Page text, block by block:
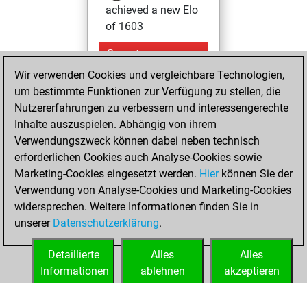
achieved a new Elo
of 1603
Sonntag,
Dezember 20,
2020
against Fritz
Fritz
Samstag,
Dezember 19,
2020
You created
your Fritz account
Wir verwenden Cookies und vergleichbare Technologien,
um bestimmte Funktionen zur Verfügung zu stellen, die
Nutzererfahrungen zu verbessern und interessengerechte
Inhalte auszuspielen. Abhängig von ihrem
Verwendungszweck können dabei neben technisch
erforderlichen Cookies auch Analyse-Cookies sowie
Marketing-Cookies eingesetzt werden. Hierkönnen Sie der
Verwendung von Analyse-Cookies und Marketing-Cookies
widersprechen. Weitere Informationen finden Sie in
unserer Datenschutzerklärung.
Alles
akzeptieren
Alles
ablehnen
Detaillierte
Informationen